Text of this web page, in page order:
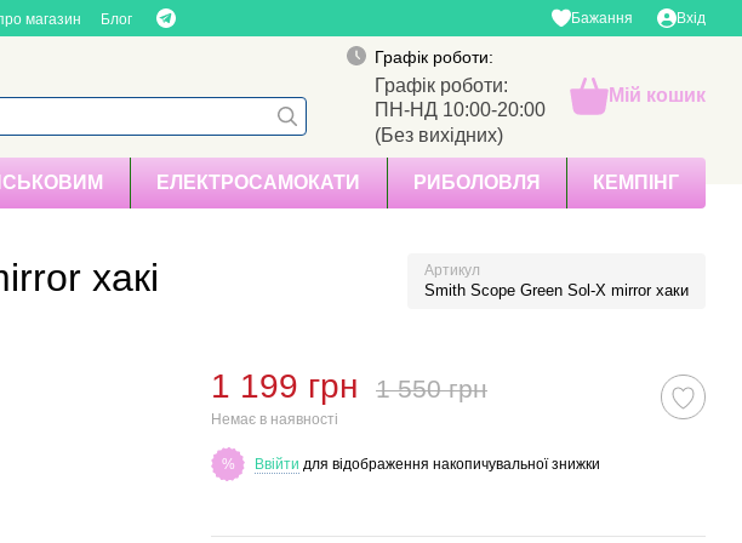
магазин Блог Бажання Вхід
Графік роботи:
Графік роботи:
ПН-НД 10:00-20:00
(Без вихідних)
Мій кошик
ЕЛЕКТРОСАМОКАТИ РИБОЛОВЛЯ КЕМПІНГ
хакі Артикул
Smith Scope Green Sol-X mirror хаки
1 199 грн 1 550 грн
Немає в наявності
% Ввійти для відображення накопичувальної знижки